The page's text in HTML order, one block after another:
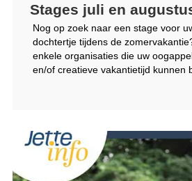
Stages juli en
Nog op zoek naar een stage voor
dochtertje tijdens de
enkele organisaties die uw
en/of creatieve vakantietijd kunnen